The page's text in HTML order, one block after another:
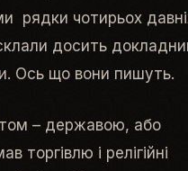
рядки чотирьох
досить
Ось що вони пишуть.
– державою, або
і релігійні